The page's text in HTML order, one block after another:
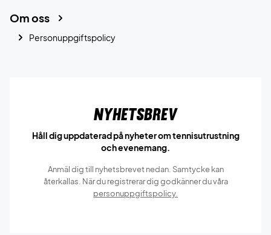
Om oss
Personuppgiftspolicy
Nyhetsbrev
Håll dig uppdaterad på nyheter om tennisutrustning
och evenemang.
Anmäl dig till nyhetsbrevet nedan. Samtycke kan
återkallas. När du registrerar dig godkänner du våra
personuppgiftspolicy.